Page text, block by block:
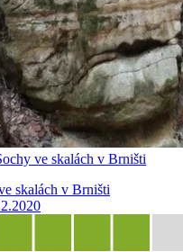
ve skalách v Brništi
skalách v Brništi